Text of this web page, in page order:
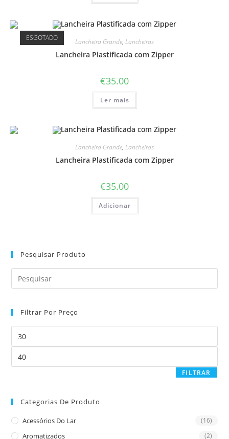
ESGOTADO Lancheira Grande, Lancheiras
Lancheira Plastificada com Zipper
€35.00
Ler mais
Lancheira Grande, Lancheiras
Lancheira Plastificada com Zipper
€35.00
Adicionar
Pesquisar Produto
the
Filtrar Por Preço
mínimo
máximo
FILTRAR
Categorias De Produto
Acessórios Do Lar (16)
Aromatizados (2)